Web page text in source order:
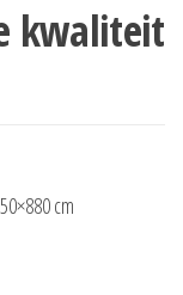
kwaliteit
cm